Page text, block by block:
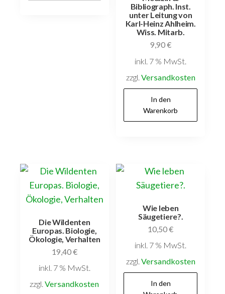
Bibliograph. Inst.
unter Leitung von
Karl-Heinz Ahlheim.
Wiss. Mitarb.
9,90€
inkl. 7 % MwSt.
zzgl. Versandkosten
In den
Warenkorb
Die Wildenten
Europas. Biologie,
Ökologie, Verhalten
19,40€
inkl. 7 % MwSt.
zzgl.Versandkosten
Wie leben
Säugetiere?.
10,50€
inkl. 7 % MwSt.
zzgl. Versandkosten
In den